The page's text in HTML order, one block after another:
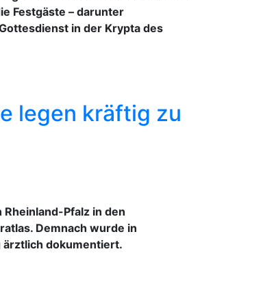
Festgäste – darunter
in der Krypta des
legen kräftig zu
Pfalz in den
Demnach wurde in
ärztlich dokumentiert.